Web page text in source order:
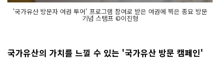
'국가유산 방문자 여권 투어' 프로그램 참여로 받은 여권에 찍은 종묘 방문
기념 스탬프 ©이진형
국가유산의 가치를 느낄 수 있는 '국가유산 방문 캠페인'